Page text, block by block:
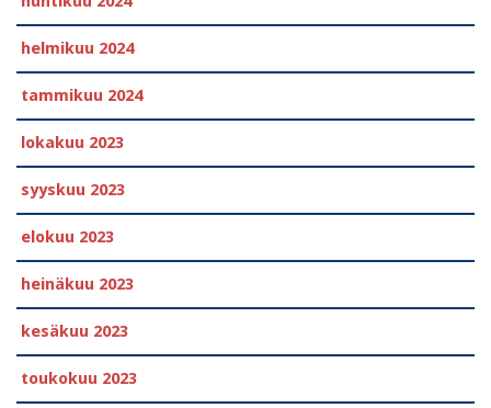
helmikuu 2024
tammikuu 2024
lokakuu 2023
syyskuu 2023
elokuu 2023
heinäkuu 2023
kesäkuu 2023
toukokuu 2023